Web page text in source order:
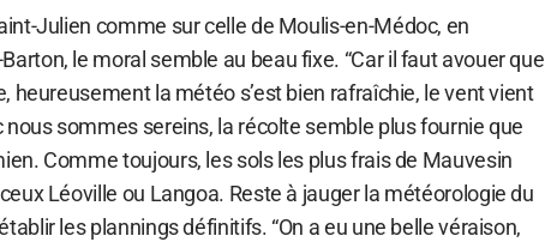
Julien comme sur celle de Moulis-en-Médoc, en
le moral semble au beau fixe. “Car il faut avouer que
heureusement la météo s’est bien rafraîchie, le vent vient
nous sommes sereins, la récolte semble plus fournie que
Comme toujours, les sols les plus frais de Mauvesin
Léoville ou Langoa. Reste à jauger la météorologie du
les plannings définitifs. “On a eu une belle véraison,